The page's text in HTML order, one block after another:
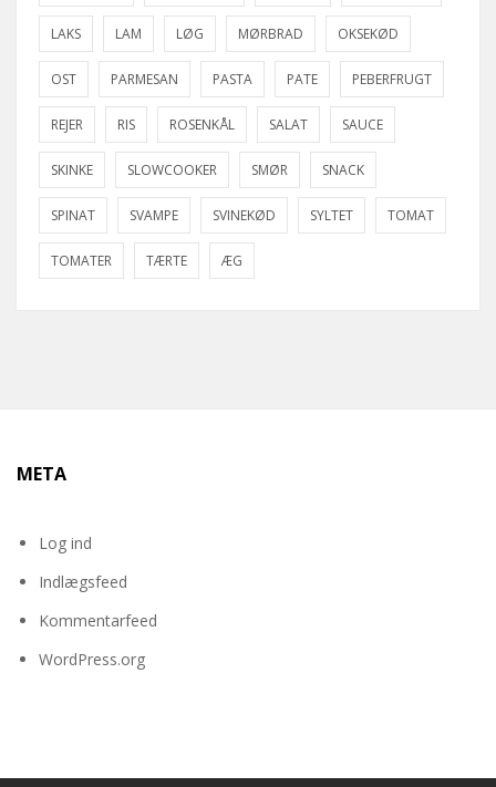
LAKS LAM LØG MØRBRAD OKSEKØD
OST PARMESAN PASTA PATE PEBERFRUGT
REJER RIS ROSENKÅL SALAT SAUCE
SKINKE SLOWCOOKER SMØR SNACK
SPINAT SVAMPE SVINEKØD SYLTET TOMAT
TOMATER TÆRTE ÆG
META
Log ind
Indlægsfeed
Kommentarfeed
WordPress.org